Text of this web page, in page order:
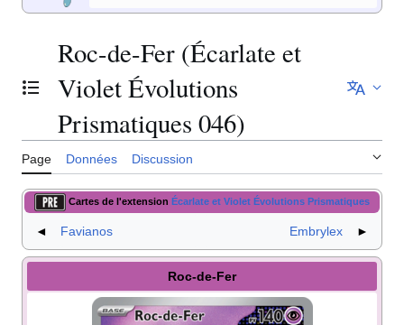
Basculer la table des matières
Roc-de-Fer (Écarlate et
Violet Évolutions
Prismatiques 046)
Page Données Discussion
Cartes de l'extension Écarlate et Violet Évolutions Prismatiques
◄ Favianos Embrylex ►
Roc-de-Fer